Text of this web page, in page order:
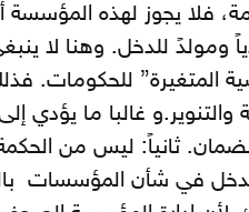
فلا يجوز لهذه المؤسسة
ومولدً للدخل. وهنا لا
المتغيرة” للحكومات.
والتنوير.و غالبا ما يؤدي
ثانياً: ليس من
في شأن المؤسسات